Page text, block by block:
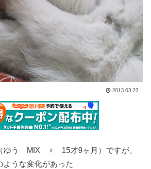
2013.03.22
ゆう MIX ♀ 15才9ヶ月）ですが、
ような変化があった